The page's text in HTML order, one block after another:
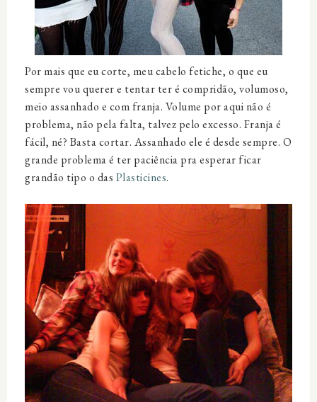
Por mais que eu corte, meucabelo fetiche, o que eu
sempre vou querer e tentar ter é compridão, volumoso,
meio assanhado e com franja. Volume por aqui não é
problema, não pela falta, talvez pelo excesso. Franja é
fácil, né? Basta cortar. Assanhado ele é desde sempre. O
grande problema é ter paciência pra esperar ficar
grandão tipo o das Plasticines.